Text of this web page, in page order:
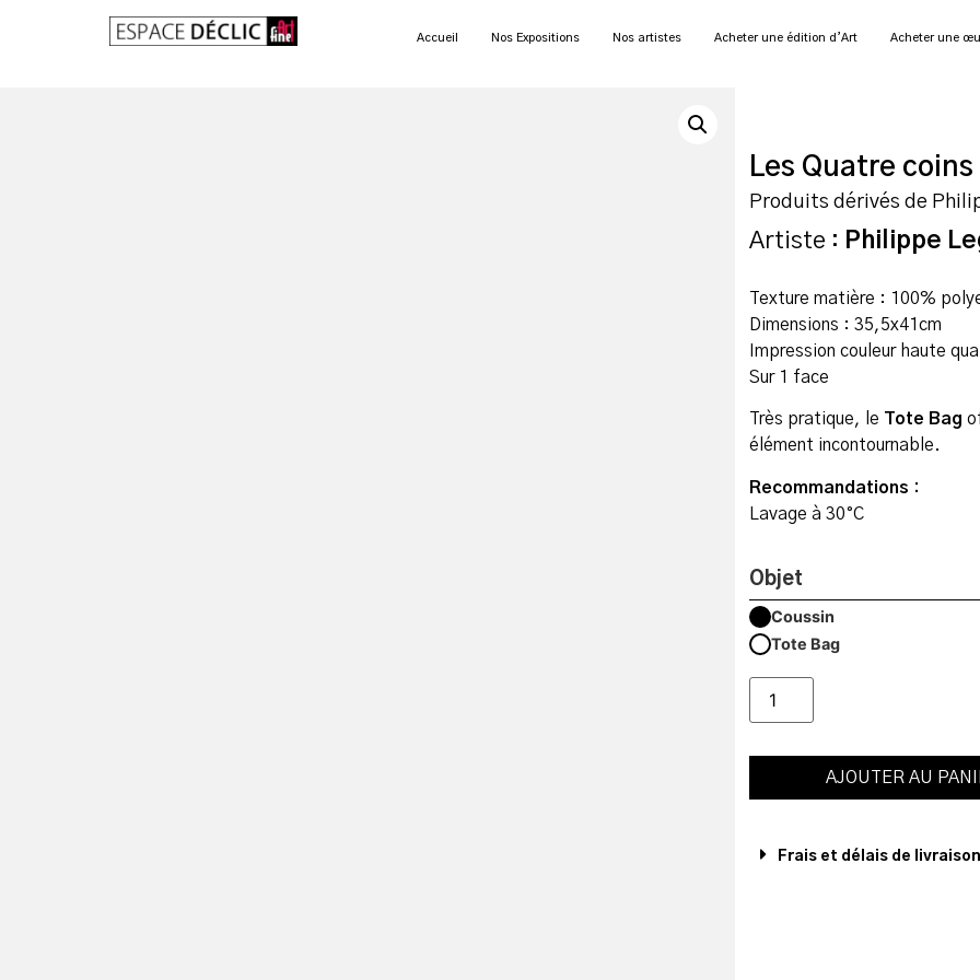
Accueil Nos Expositions Nos artistes Acheter une édition d’Art Acheter une
Les Quatre
Produits dérivés de
Artiste : Philippe
Texture matière : 100%
Dimensions : 35,5x41cm
Impression couleur haute
Sur 1 face
Très pratique, le Tote Bag
élément incontournable.
Recommandations :
Lavage à 30°C
Objet
Coussin
Tote Bag
AJOUTER AU
Frais et délais de livraison